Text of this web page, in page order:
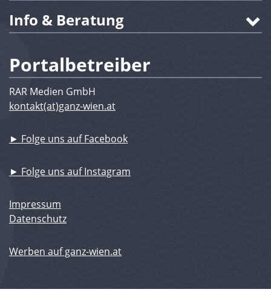
Info & Beratung
Portalbetreiber
RAR Medien GmbH
kontakt(at)ganz-wien.at
► Folge uns auf Facebook
► Folge uns auf Instagram
Impressum
Datenschutz
Werben auf ganz-wien.at